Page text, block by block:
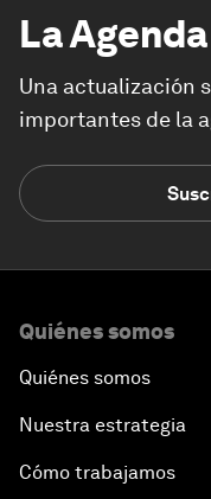
La Agenda
Una actualización
importantes de la
Quiénes somos
Quiénes somos
Nuestra estrategia
Cómo trabajamos